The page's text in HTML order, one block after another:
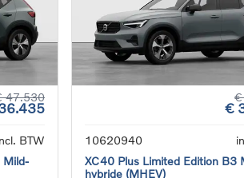
47.530
BTW
Mild-
€
€
10620940
XC40 Plus Limited Edition B3
hybride (MHEV)